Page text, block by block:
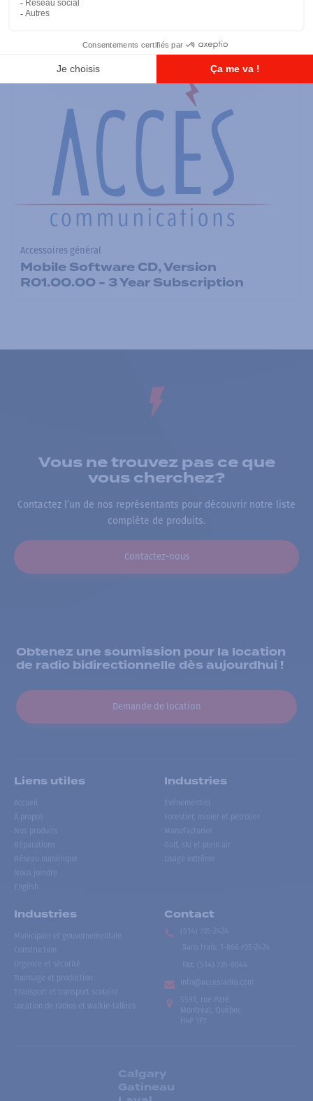
Accessoires général
Ajouter à la liste
Accessoires général
Mobile Software CD, Version
R01.00.00 - 3 Year Subscription
Vous ne trouvez pas ce que
vous cherchez?
Contactez l’un de nos représentants pour découvrir notre liste
complète de produits.
Contactez-nous
Obtenez une soumission pour la location
de radio bidirectionnelle dès aujourdhui !
Demande de location
Liens utiles
Accueil
À propos
Nos produits
Réparations
Réseau numérique
Nous joindre
English
Industries
Événementiel
Forestier, minier et pétrolier
Manufacturier
Golf, ski et plein air
Usage extrême
Industries
Municipale et gouvernementale
Construction
Urgence et sécurité
Tournage et production
Transport et transport scolaire
Location de radios et walkie-talkies
Contact
(514) 735-2424
Sans frais
1-866-735-2424
Fax:
(514) 735-8046
info@accesradio.com
5591, rue Paré
Montréal, Québec
H4P 1P7
Calgary
Gatineau